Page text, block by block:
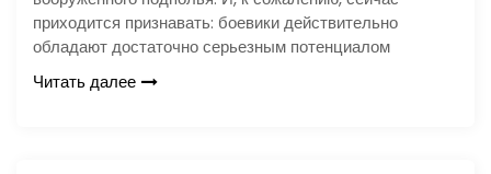
приходится признавать: боевики действительно
обладают достаточно серьезным потенциалом
Читать далее